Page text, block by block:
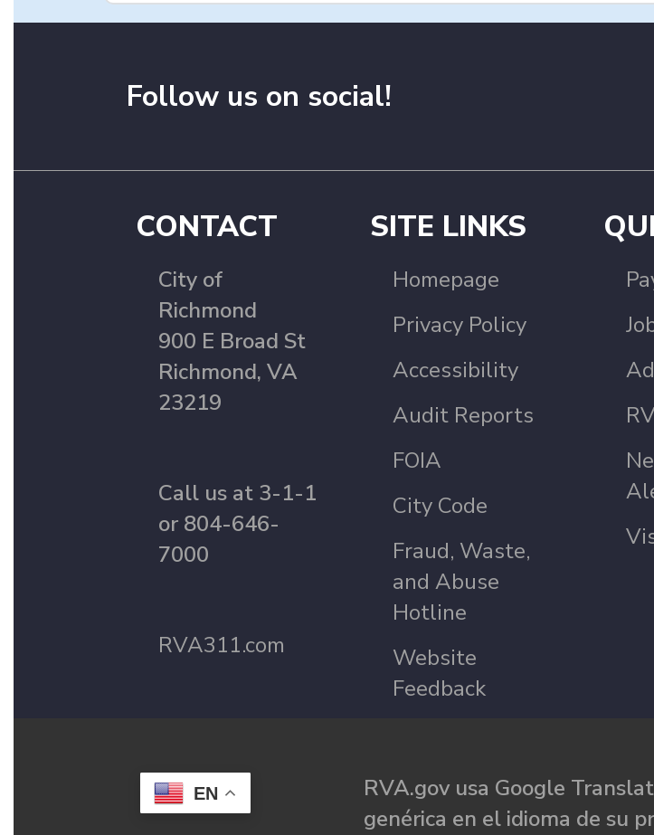
Follow us on social!
CONTACT
City of
Richmond
900 E Broad St
Richmond, VA
23219
Call us at 3-1-1
or 804-646-
7000
RVA311.com
SITE LINKS
Homepage
Privacy Policy
Accessibility
Audit Reports
FOIA
City Code
Fraud, Waste,
and Abuse
Hotline
Website
Feedback
EN
RVA.gov usa Google
genérica en el idioma de su